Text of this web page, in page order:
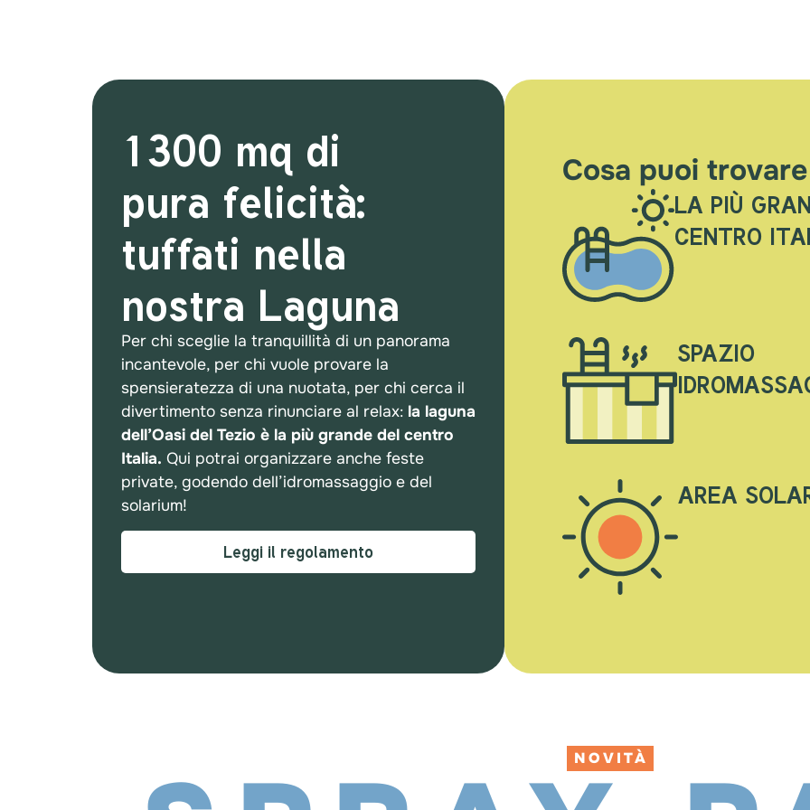
1300 mq di
pura felicità:
tuffati nella
nostra Laguna
Per chi sceglie la tranquillità di un panorama
incantevole, per chi vuole provare la
spensieratezza di una nuotata, per chi cerca il
divertimento senza rinunciare al relax: la laguna
dell’Oasi del Tezio è la più grande del centro
Italia. Qui potrai organizzare anche feste
private, godendo dell’idromassaggio e del
solarium!
Leggi il regolamento
Cosa puoi
LA PIÙ
CENTRO
SPAZIO
AREA
NOVITÀ